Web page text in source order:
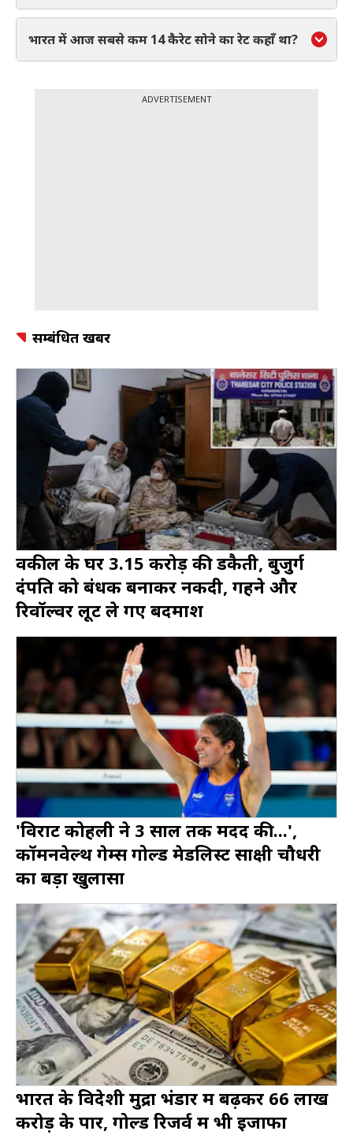
भारत में आज सबसे कम 14 कैरेट सोने का रेट कहाँ था?
ADVERTISEMENT
सम्बंधित खबर
वकील के घर 3.15 करोड़ की डकैती, बुजुर्ग
दंपति को बंधक बनाकर नकदी, गहने और
रिवॉल्वर लूट ले गए बदमाश
'विराट कोहली ने 3 साल तक मदद की...',
कॉमनवेल्थ गेम्स गोल्ड मेडलिस्ट साक्षी चौधरी
का बड़ा खुलासा
भारत के विदेशी मुद्रा भंडार में बढ़कर ₹66 लाख
करोड़ के पार, गोल्ड रिजर्व में भी इजाफा